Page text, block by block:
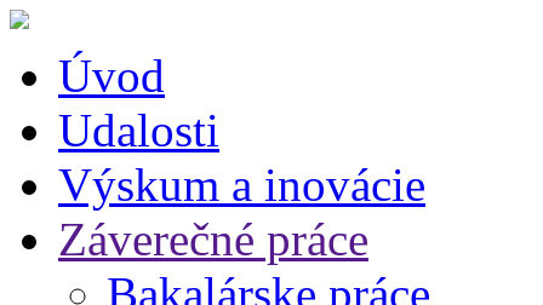
Úvod
Udalosti
Výskum a inovácie
Záverečné práce
Bakalárske práce